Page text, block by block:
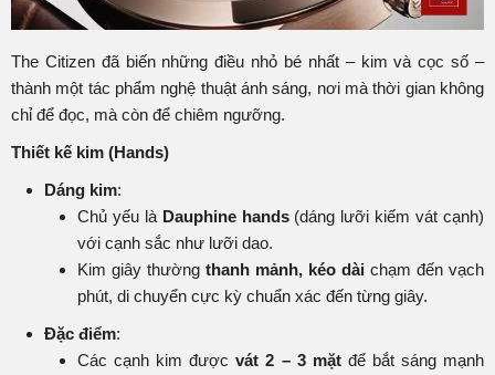
The Citizen đã biến những điều nhỏ bé nhất – kim và cọc số –
thành một tác phẩm nghệ thuật ánh sáng, nơi mà thời gian không
chỉ để đọc, mà còn để chiêm ngưỡng.
Thiết kế kim (Hands)
Dáng kim:
Chủ yếu là Dauphine hands(dáng lưỡi kiếm vát cạnh)
với cạnh sắc như lưỡi dao.
Kim giây thường thanh mảnh, kéo dài chạm đến vạch
phút, di chuyển cực kỳ chuẩn xác đến từng giây.
Đặc điểm:
Các cạnh kim đượcvát 2 – 3 mặtđể bắt sáng mạnh